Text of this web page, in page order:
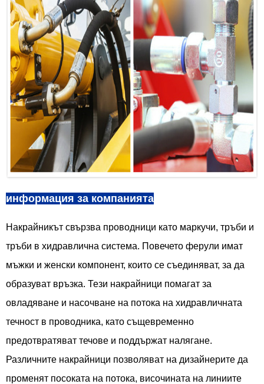
информация за компанията
Накрайникът свързва проводници като маркучи, тръби и
тръби в хидравлична система. Повечето ферули имат
мъжки и женски компонент, които се съединяват, за да
образуват връзка. Тези накрайници помагат за
овладяване и насочване на потока на хидравличната
течност в проводника, като същевременно
предотвратяват течове и поддържат налягане.
Различните накрайници позволяват на дизайнерите да
променят посоката на потока, височината на линиите